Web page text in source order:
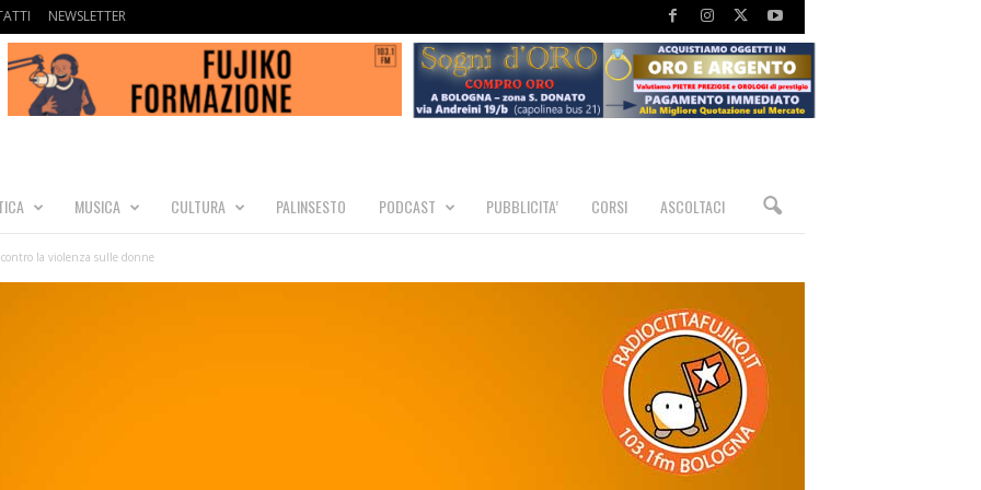
NEWSLETTER
MUSICA CULTURA PALINSESTO PODCAST PUBBLICITA’ CORSI ASCOLTACI
contro la violenza sulle donne